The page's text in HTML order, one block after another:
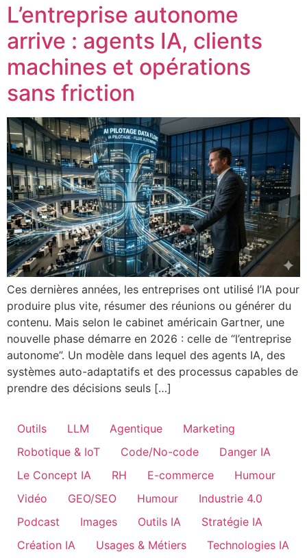
L’entreprise autonome
arrive : agents IA, clients
machines et opérations
sans friction
Ces dernières années, les entreprises ont utilisé l’IA pour
produire plus vite, résumer des réunions ou générer du
contenu. Mais selon le cabinet américain Gartner, une
nouvelle phase démarre en 2026 : celle de “l’entreprise
autonome”. Un modèle dans lequel des agents IA, des
systèmes auto-adaptatifs et des processus capables de
prendre des décisions seuls […]
Outils LLM Agentique
Marketing
Robotique & IoT
Code/No-code
Danger IA
Le Concept IA
RH E-commerce
Humour
Vidéo
GEO/SEO Humour
Industrie 4.0
Podcast
Images Outils IA
Stratégie IA
Création IA
Usages & Métiers Technologies IA